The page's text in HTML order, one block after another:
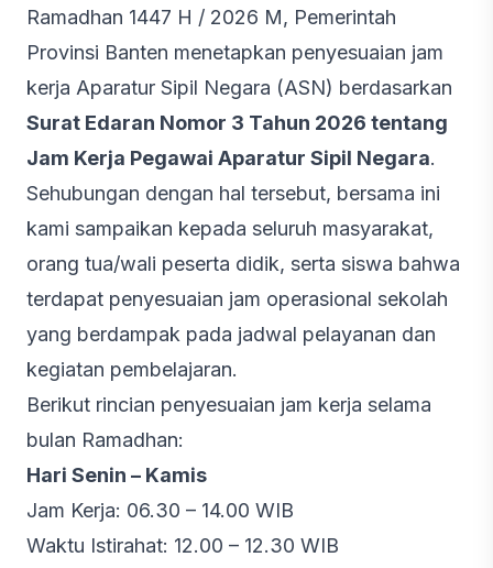
Ramadhan 1447 H / 2026 M, Pemerintah
Provinsi Banten menetapkan penyesuaian jam
kerja Aparatur Sipil Negara (ASN) berdasarkan
Surat Edaran Nomor 3 Tahun 2026 tentang
Jam Kerja Pegawai Aparatur Sipil Negara.
Sehubungan dengan hal tersebut, bersama ini
kami sampaikan kepada seluruh masyarakat,
orang tua/wali peserta didik, serta siswa bahwa
terdapat penyesuaian jam operasional sekolah
yang berdampak pada jadwal pelayanan dan
kegiatan pembelajaran.
Berikut rincian penyesuaian jam kerja selama
bulan Ramadhan:
Hari Senin – Kamis
Jam Kerja: 06.30 – 14.00 WIB
Waktu Istirahat: 12.00 – 12.30 WIB